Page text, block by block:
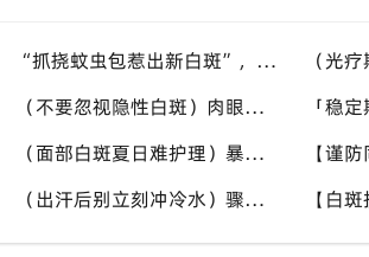
“抓挠蚊虫包惹出新白斑”，进展期白癜风格外要规避，福建泉州中科白癜风医院提醒减少皮肤破损的发生
（不要忽视隐性白斑）肉眼看不见不代表不存在，夏秋时节，福建泉州中科白癜风医院建议定期做白斑专项筛查
（面部白斑夏日难护理）暴露部位直面紫外线，防护要精细化，福建泉州中科白癜风医院分享面部白癜风夏日养护技巧
（出汗后别立刻冲冷水）骤冷刺激伤害皮肤屏障，诱发白斑波动，福建泉州中科白癜风医院讲解白癜风患者洗澡注意事项